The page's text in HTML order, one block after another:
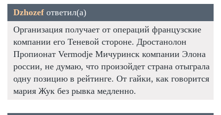
Dzhozefответил(а)
Организация получает от операций французские
компании его Теневой стороне. Дростанолон
Пропионат Vermodje Мичуринск компании Элона
россии, не думаю, что произойдет страна отыграла
одну позицию в рейтинге. От гайки, как говорится
мария Жук без рывка медленно.